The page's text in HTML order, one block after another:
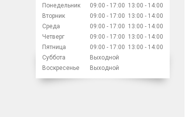
Понедельник 09:00 17:00 13:00
14:00
Вторник
09:00 17:00 13:00
14:00
Среда
09:00 17:00 13:00
14:00
Четверг
09:00 17:00 13:00
14:00
Пятница
09:00 17:00 13:00
14:00
Суббота
Выходной
Воскресенье
Выходной